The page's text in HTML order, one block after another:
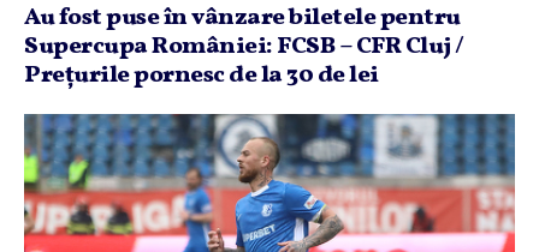
Au fost puse în vânzare biletele pentru
Supercupa României: FCSB – CFR Cluj /
Preţurile pornesc de la 30 de lei